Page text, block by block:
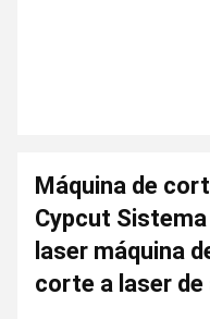
Máquina de
Cypcut
laser máquina
corte a laser de